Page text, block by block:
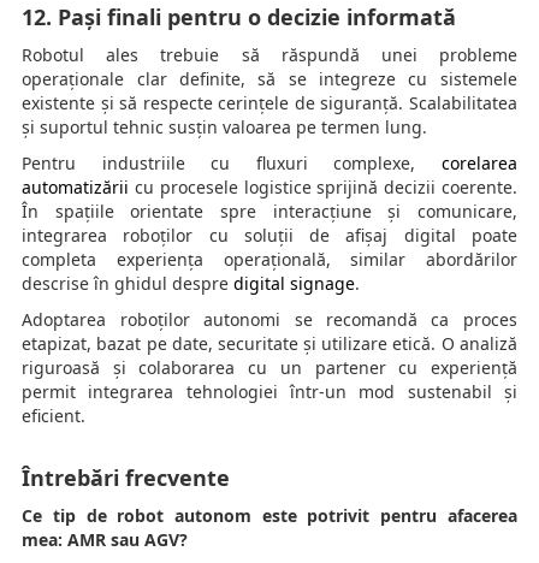
12. Pași finali pentru o decizie informată
Robotul ales trebuie să răspundă unei probleme
operaționale clar definite, să se integreze cu sistemele
existente și să respecte cerințele de siguranță. Scalabilitatea
și suportul tehnic susțin valoarea pe termen lung.
Pentru industriile cu fluxuri complexe, corelarea
automatizării cu procesele logistice sprijină decizii coerente.
În spațiile orientate spre interacțiune și comunicare,
integrarea roboților cu soluții de afișaj digital poate
completa experiența operațională, similar abordărilor
descrise în ghidul despredigital signage.
Adoptarea roboților autonomi se recomandă ca proces
etapizat, bazat pe date, securitate și utilizare etică. O analiză
riguroasă și colaborarea cu un partener cu experiență
permit integrarea tehnologiei într-un mod sustenabil și
eficient.
Întrebări frecvente
Ce tip de robot autonom este potrivit pentru afacerea
mea: AMR sau AGV?